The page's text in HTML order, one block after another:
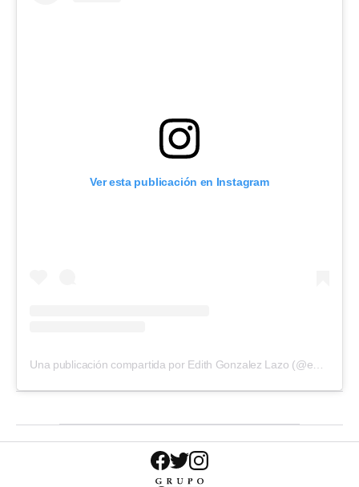
Ver esta publicación en Instagram